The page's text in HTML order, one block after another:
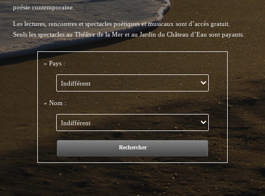
poésie contemporaine.
Les lectures, rencontres et spectacles poétiques et musicaux sont d’accès gratuit.
Seuls les spectacles au Théâtre de la Mer et au Jardin du Château d’Eau sont payants.
» Pays :
» Nom: